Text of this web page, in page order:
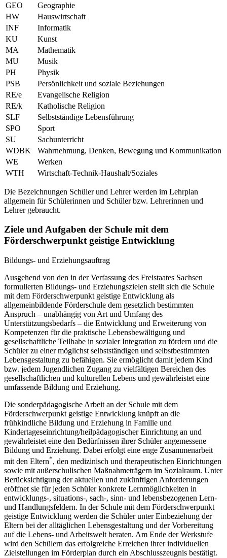
GEO
Geographie
HW
Hauswirtschaft
INF
Informatik
KU
Kunst
MA
Mathematik
MU
Musik
PH
Physik
PSB
Persönlichkeit und soziale Beziehungen
RE/e
Evangelische Religion
RE/k
Katholische Religion
SLF
Selbstständige Lebensführung
SPO
Sport
SU
Sachunterricht
WDBK
Wahrnehmung, Denken, Bewegung und Kommunikation
WE
Werken
WTH
Wirtschaft-Technik-Haushalt/Soziales
Die Bezeichnungen Schüler und Lehrer werden im Lehrplan
allgemein für Schülerinnen und Schüler bzw. Lehrerinnen und
Lehrer gebraucht.
Ziele und Aufgaben der Schule mit dem
Förderschwerpunkt geistige Entwicklung
Bildungs- und Erziehungsauftrag
Ausgehend von den in der Verfassung des Freistaates Sachsen
formulierten Bildungs- und Erziehungszielen stellt sich die Schule
mit dem Förderschwerpunkt geistige Entwicklung als
allgemeinbildende Förderschule dem gesetzlich bestimmten
Anspruch – unabhängig von Art und Umfang des
Unterstützungsbedarfs – die Entwicklung und Erweiterung von
Kompetenzen für die praktische Lebensbewältigung und
gesellschaftliche Teilhabe in sozialer Integration zu fördern und die
Schüler zu einer möglichst selbstständigen und selbstbestimmten
Lebensgestaltung zu befähigen. Sie ermöglicht damit jedem Kind
bzw. jedem Jugendlichen Zugang zu vielfältigen Bereichen des
gesellschaftlichen und kulturellen Lebens und gewährleistet eine
umfassende Bildung und Erziehung.
Die sonderpädagogische Arbeit an der Schule mit dem
Förderschwerpunkt geistige Entwicklung knüpft an die
frühkindliche Bildung und Erziehung in Familie und
Kindertageseinrichtung/heilpädagogischer Einrichtung an und
gewährleistet eine den Bedürfnissen ihrer Schüler angemessene
Bildung und Erziehung. Dabei erfolgt eine enge Zusammenarbeit
mit den Eltern*, den medizinisch und therapeutischen Einrichtungen
sowie mit außerschulischen Maßnahmeträgern im Sozialraum. Unter
Berücksichtigung der aktuellen und zukünftigen Anforderungen
eröffnet sie für jeden Schüler konkrete Lernmöglichkeiten in
entwicklungs-, situations-, sach-, sinn- und lebensbezogenen Lern-
und Handlungsfeldern. In der Schule mit dem Förderschwerpunkt
geistige Entwicklung werden die Schüler unter Einbeziehung der
Eltern bei der alltäglichen Lebensgestaltung und der Vorbereitung
auf die Lebens- und Arbeitswelt beraten. Am Ende der Werkstufe
wird den Schülern das erfolgreiche Erreichen ihrer individuellen
Zielstellungen im Förderplan durch ein Abschlusszeugnis bestätigt.